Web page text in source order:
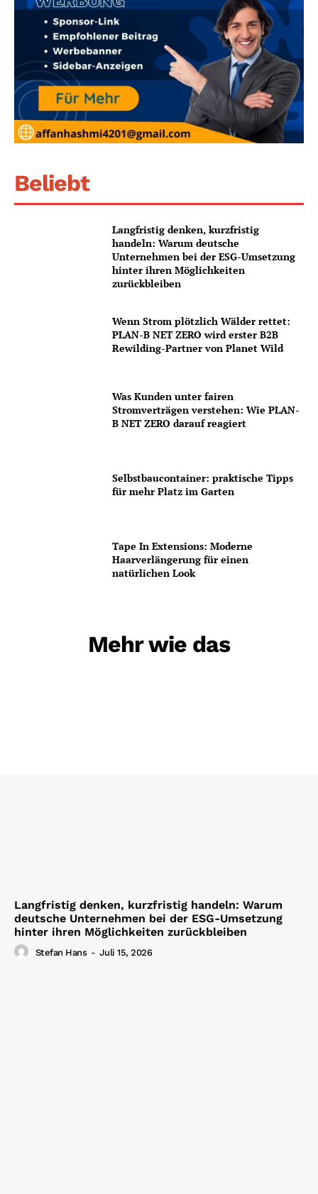
Beliebt
Langfristig denken, kurzfristig
handeln: Warum deutsche
Unternehmen bei der ESG-Umsetzung
hinter ihren Möglichkeiten
zurückbleiben
Wenn Strom plötzlich Wälder rettet:
PLAN-B NET ZERO wird erster B2B
Rewilding-Partner von Planet Wild
Was Kunden unter fairen
Stromverträgen verstehen: Wie PLAN-
B NET ZERO darauf reagiert
Selbstbaucontainer: praktische Tipps
für mehr Platz im Garten
Tape In Extensions: Moderne
Haarverlängerung für einen
natürlichen Look
Mehr wie das
Langfristig denken, kurzfristig handeln: Warum
deutsche Unternehmen bei der ESG-Umsetzung
hinter ihren Möglichkeiten zurückbleiben
Stefan Hans - Juli 15, 2026